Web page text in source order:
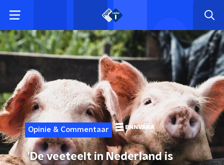
Opinie & Commentaar
'De veeteelt in Nederland is